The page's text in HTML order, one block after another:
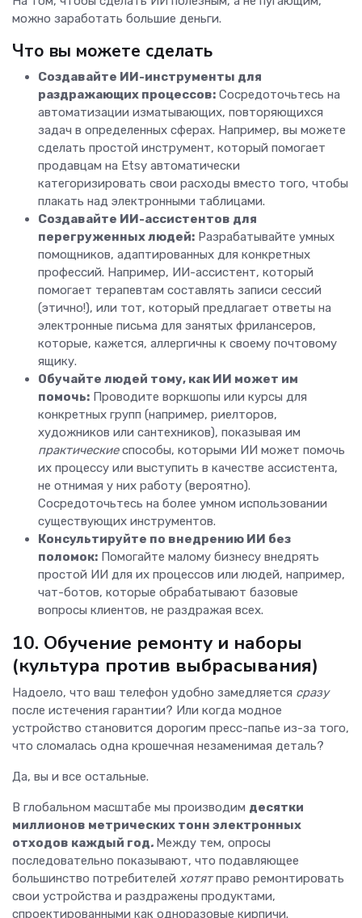
можно заработать большие деньги.
Что вы можете сделать
Создавайте ИИ-инструменты для
раздражающих процессов: Сосредоточьтесь на
автоматизации изматывающих, повторяющихся
задач в определенных сферах. Например, вы можете
сделать простой инструмент, который помогает
продавцам на Etsy автоматически
категоризировать свои расходы вместо того, чтобы
плакать над электронными таблицами.
Создавайте ИИ-ассистентов для
перегруженных людей: Разрабатывайте умных
помощников, адаптированных для конкретных
профессий. Например, ИИ-ассистент, который
помогает терапевтам составлять записи сессий
(этично!), или тот, который предлагает ответы на
электронные письма для занятых фрилансеров,
которые, кажется, аллергичны к своему почтовому
ящику.
Обучайте людей тому, как ИИ может им
помочь: Проводите воркшопы или курсы для
конкретных групп (например, риелторов,
художников или сантехников), показывая им
практическиеспособы, которыми ИИ может помочь
их процессу или выступить в качестве ассистента,
не отнимая у них работу (вероятно).
Сосредоточьтесь на более умном использовании
существующих инструментов.
Консультируйте по внедрению ИИ без
поломок: Помогайте малому бизнесу внедрять
простой ИИ для их процессов или людей, например,
чат-ботов, которые обрабатывают базовые
вопросы клиентов, не раздражая всех.
10. Обучение ремонту и наборы
(культура против выбрасывания)
Надоело, что ваш телефон удобно замедляется сразу
после истечения гарантии? Или когда модное
устройство становится дорогим пресс-папье из-за того,
что сломалась одна крошечная незаменимая деталь?
Да, вы и все остальные.
В глобальном масштабе мы производим десятки
миллионов метрических тонн электронных
отходов каждый год. Между тем, опросы
последовательно показывают, что подавляющее
большинство потребителей хотятправо ремонтировать
свои устройства и раздражены продуктами,
спроектированными как одноразовые кирпичи.